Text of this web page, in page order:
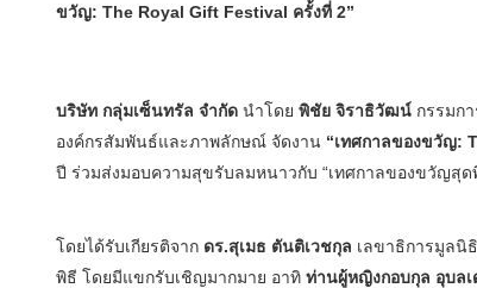
ขวัญ: The Royal Gift Festival ครั้งที่ 2”
บริษัท กลุ่มเซ็นทรัล จำกัด นำโดย พิชัย จิราธิวัฒน์ กรรมก
องค์กรสัมพันธ์และภาพลักษณ์ จัดงาน “เทศกาลของขวัญ:
ปี ร่วมส่งมอบความสุขรับลมหนาวกับ “เทศกาลของขวัญสุ
โดยได้รับเกียรติจาก ดร.สุเมธ ตันติเวชกุล เลขาธิการมูลนิ
พิธี โดยมีแขกรับเชิญมากมาย อาทิ ท่านผู้หญิงกอบกุล อุบล